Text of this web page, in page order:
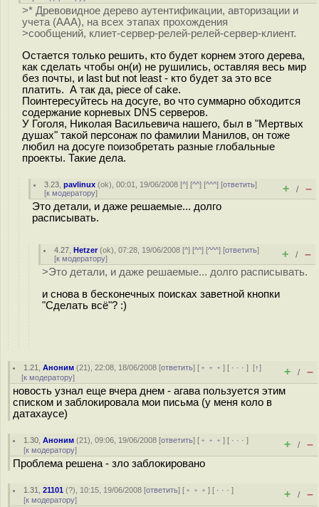
>* Древовидное дерево аутентификации, авторизации и
учета (ААА), на всех этапах прохождения
>сообщений, клиет-сервер-релей-релей-сервер-клиент.
Остается только решить, кто будет корнем этого дерева,
как сделать чтобы он(и) не рушились, оставляя весь мир
без почты, и last but not least - кто будет за это все
платить. А так да, piece of cake.
Поинтересуйтесь на досуге, во что суммарно обходится
содержание корневых DNS серверов.
У Гоголя, Николая Васильевича нашего, был в "Мертвых
душах" такой персонаж по фамилии Манилов, он тоже
любил на досуге поизобретать разные глобальные
проекты. Такие дела.
3.23 ,pavlinux (ok), 00:01, 19/06/2008 [^] [^^] [^^^] [ответить]
[к модератору] + / –
Это детали, и даже решаемые... долго
расписывать.
4.27 ,Hetzer(ok), 07:28, 19/06/2008 [^] [^^] [^^^] [ответить]
[к модератору] + / –
>Это детали, и даже решаемые... долго расписывать.
и снова в бесконечных поисках заветной кнопки
"Сделать всё"? :)
1.21 ,Аноним (21), 22:08, 18/06/2008 [ответить] [ ﹢﹢﹢] [ · · ·][↑]
[к модератору] + / –
новость узнал еще вчера днем - агава пользуется этим
списком и заблокировала мои письма (у меня коло в
датахаусе)
1.30 ,Аноним (21), 09:06, 19/06/2008 [ответить] [ ﹢﹢﹢] [ · · ·]
[к модератору] + / –
Проблема решена - зло заблокировано
1.31 ,21101 (?), 10:15, 19/06/2008 [ответить] [ ﹢﹢﹢] [ · · ·]
[к модератору] + / –